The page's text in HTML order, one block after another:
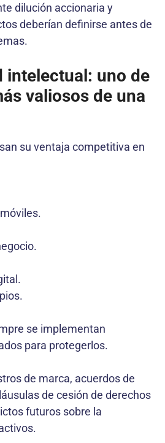
dilución accionaria y
deberían definirse antes de
intelectual: uno de
valiosos de una
su ventaja competitiva en
se implementan
para protegerlos.
de marca, acuerdos de
de cesión de derechos
futuros sobre la